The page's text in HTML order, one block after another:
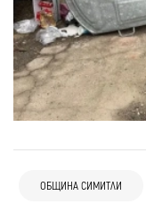
ОБЩИНА СИМИТЛИ